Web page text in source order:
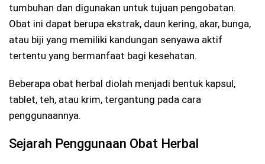
tumbuhan dan digunakan untuk tujuan pengobatan.
Obat ini dapat berupa ekstrak, daun kering, akar, bunga,
atau biji yang memiliki kandungan senyawa aktif
tertentu yang bermanfaat bagi kesehatan.
Beberapa obat herbal diolah menjadi bentuk kapsul,
tablet, teh, atau krim, tergantung pada cara
penggunaannya.
Sejarah Penggunaan Obat Herbal